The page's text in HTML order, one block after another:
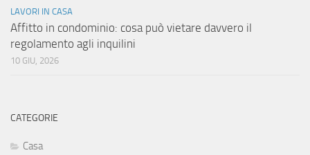
LAVORI IN CASA
Affitto in condominio: cosa può vietare davvero il
regolamento agli inquilini
10 GIU, 2026
CATEGORIE
Casa